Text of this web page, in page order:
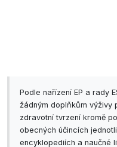
Podle nařízení EP a rady
žádným doplňkům výživy
zdravotní tvrzení kromě
obecných účincích
encyklopediích a naučné